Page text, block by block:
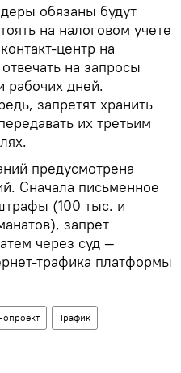
обязаны будут
на налоговом учете
на
на запросы
рабочих дней.
запретят хранить
их третьим
предусмотрена
Сначала письменное
(100 тыс. и
запрет
через суд —
платформы
Трафик